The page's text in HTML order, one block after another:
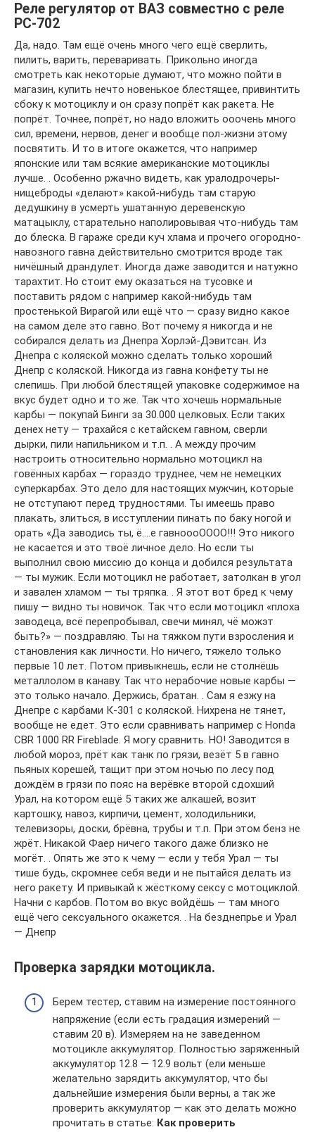
Реле регулятор от ВАЗ совместно с реле
РС-702
Да, надо. Там ещё очень много чего ещё сверлить,
пилить, варить, переваривать. Прикольно иногда
смотреть как некоторые думают, что можно пойти в
магазин, купить нечто новенькое блестящее, привинтить
сбоку к мотоциклу и он сразу попрёт как ракета. Не
попрёт. Точнее, попрёт, но надо вложить ооочень много
сил, времени, нервов, денег и вообще пол-жизни этому
посвятить. И то в итоге окажется, что например
японские или там всякие американские мотоциклы
лучше. . Особенно ржачно видеть, как уралодрочеры-
нищеброды «делают» какой-нибудь там старую
дедушкину в усмерть ушатанную деревенскую
матацыклу, старательно наполировывая что-нибудь там
до блеска. В гараже среди куч хлама и прочего огородно-
навозного гавна действительно смотрится вроде так
ничёшный драндулет. Иногда даже заводится и натужно
тарахтит. Но стоит ему оказаться на тусовке и
поставить рядом с например какой-нибудь там
простенькой Вирагой или ещё что — сразу видно какое
на самом деле это гавно. Вот почему я никогда и не
собирался делать из Днепра Хорлэй-Дэвитсан. Из
Днепра с коляской можно сделать только хороший
Днепр с коляской. Никогда из гавна конфету ты не
слепишь. При любой блестящей упаковке содержимое на
вкус будет одно и то же. Так что хочешь нормальные
карбы — покупай Бинги за 30.000 целковых. Если таких
денех нету — трахайся с кетайскем гавном, сверли
дырки, пили напильником и т.п. . А между прочим
настроить относительно нормально мотоцикл на
говённых карбах — гораздо труднее, чем не немецких
суперкарбах. Это дело для настоящих мужчин, которые
не отступают перед трудностями. Ты имеешь право
плакать, злиться, в исступлении пинать по баку ногой и
орать «Да заводись ты, ё….е гавноооОООО!!! Это никого
не касается и это твоё личное дело. Но если ты
выполнил свою миссию до конца и добился результата
— ты мужик. Если мотоцикл не работает, затолкан в угол
и завален хламом — ты тряпка. . Я этот вот бред к чему
пишу — видно ты новичок. Так что если мотоцикл «плоха
заводеца, всё перепробывал, свечи минял, чё можэт
быть?» — поздравляю. Ты на тяжком пути взросления и
становления как личности. Но ничего, тяжело только
первые 10 лет. Потом привыкнешь, если не столнёшь
металлолом в канаву. Так что нерабочие новые карбы —
это только начало. Держись, братан. . Сам я езжу на
Днепре с карбами К-301 с коляской. Нихрена не тянет,
вообще не едет. Это если сравнивать например с Honda
CBR 1000 RR Fireblade. Я могу сравнить. НО! Заводится в
любой мороз, прёт как танк по грязи, везёт 5 в гавно
пьяных корешей, тащит при этом ночью по лесу под
дождём в грязи по пояс на верёвке второй сдохший
Урал, на котором ещё 5 таких же алкашей, возит
картошку, навоз, кирпичи, цемент, холодильники,
телевизоры, доски, брёвна, трубы и т.п. При этом бенз не
жрёт. Никакой Фаер ничего такого даже близко не
могёт. . Опять же это к чему — если у тебя Урал — ты
тише будь, скромнее себя веди и не пытайся делать из
него ракету. И привыкай к жёсткому сексу с мотоциклой.
Начни с карбов. Потом во вкус войдёшь — там много
ещё чего сексуального окажется. . На безднепрье и Урал
— Днепр
Проверка зарядки мотоцикла.
Берем тестер, ставим на измерение постоянного
напряжение (если есть градация измерений —
ставим 20 в). Измеряем на не заведенном
мотоцикле аккумулятор. Полностью заряженный
аккумулятор 12.8 — 12.9 вольт (ели меньше
желательно зарядить аккумулятор, что бы
дальнейшие измерения были верны, а так же
проверить аккумулятор — как это делать можно
прочитать в статье: Как проверить